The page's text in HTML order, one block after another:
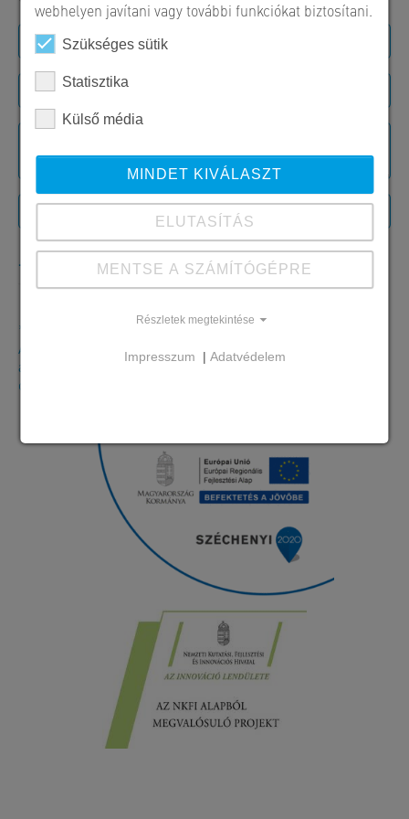
ELKÜLD
* Kötelezően kitöltendő
A nyomtatvány kitöltésével Ön igazolja, hogy elolvasta és elfogadja
az adatvédelmi rendelkezéseinket. Az Ön adatai kizárólag ennek
céljából lesznek felhasználva.
webhelyen javítani vagy további funkciókat biztosítani.
Szükséges sütik
Statisztika
Külső média
MINDET KIVÁLASZT
ELUTASÍTÁS
MENTSE A SZÁMÍTÓGÉPRE
Részletek megtekintése
Impresszum | Adatvédelem